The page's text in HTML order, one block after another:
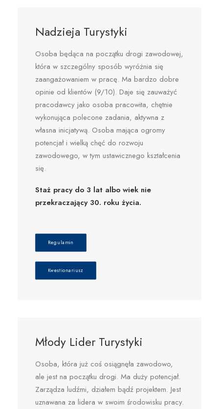
Nadzieja Turystyki
Osoba będąca na początku drogi zawodowej,
która w szczególny sposób wyróżnia się
zaangażowaniem w pracę. Ma bardzo dobre
opinie od klientów (9/10). Daje się zauważyć
pracodawcy jako osoba pracowita, chętnie
wykonująca polecone zadania, aktywna z
własna inicjatywą. Osoba mająca ogromy
potencjał i wielką chęć do rozwoju
zawodowego, w tym ustawicznego kształcenia
się.
Staż pracy do 3 lat albo wiek nie
przekraczający 30. roku życia.
Regulamin
Kwestionariusz
Młody Lider Turystyki
Osoba, która już coś osiągnęła zawodowo,
ale jest na początku drogi. Ma duży potencjał.
Zarządza ludźmi, działem bądź projektem. Jest
uznawana za lidera w swoim środowisku pracy.